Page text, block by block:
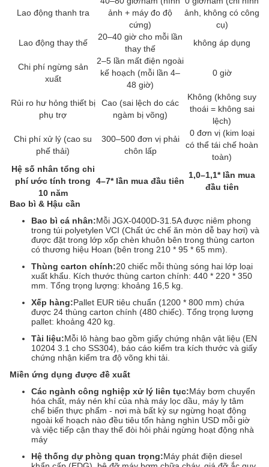
Lao động thanh tra
ảnh + máy đo độ
cứng)
ảnh, không có công
cụ)
Lao động thay thế
20–40 giờ cho mỗi lần
thay thế
không áp dụng
Chi phí ngừng sản
xuất
2–5 lần mất điện ngoài
kế hoạch (mỗi lần 4–
48 giờ)
0 giờ
Rủi ro hư hỏng thiết bị
phụ trợ
Cao (sai lệch do các
ngàm bị võng)
Không (không suy
thoái = không sai
lệch)
Chi phí xử lý (cao su
phế thải)
300–500 đơn vị phải
chôn lấp
0 đơn vị (kim loại
có thể tái chế hoàn
toàn)
Hệ số nhân tổng chi
phí ước tính trong
10 năm
4–7* lần mua đầu tiên
1,0–1,1* lần mua
đầu tiên
Bao bì & Hậu cần
Bao bì cá nhân:Mỗi JGX-0400D-31.5A được niêm phong
trong túi polyetylen VCI (Chất ức chế ăn mòn dễ bay hơi) và
được đặt trong lớp xốp chèn khuôn bên trong thùng carton
có thương hiệu Hoan (bên trong 210 * 95 * 65 mm).
Thùng carton chính:20 chiếc mỗi thùng sóng hai lớp loại
xuất khẩu. Kích thước thùng carton chính: 440 * 220 * 350
mm. Tổng trọng lượng: khoảng 16,5 kg.
Xếp hàng:Pallet EUR tiêu chuẩn (1200 * 800 mm) chứa
được 24 thùng carton chính (480 chiếc). Tổng trọng lượng
pallet: khoảng 420 kg.
Tài liệu:Mỗi lô hàng bao gồm giấy chứng nhận vật liệu (EN
10204 3.1 cho SS304), báo cáo kiểm tra kích thước và giấy
chứng nhận kiểm tra độ võng khi tải.
Miền ứng dụng được đề xuất
Các ngành công nghiệp xử lý liên tục:Máy bơm chuyển
hóa chất, máy nén khí của nhà máy lọc dầu, máy ly tâm
chế biến thực phẩm - nơi mà bất kỳ sự ngừng hoạt động
ngoài kế hoạch nào đều tiêu tốn hàng nghìn USD mỗi giờ
và việc tiếp cận thay thế đòi hỏi phải ngừng hoạt động nhà
máy
Hệ thống dự phòng quan trọng:Máy phát điện diesel